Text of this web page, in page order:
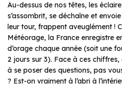
Au-dessus de nos têtes, les
s’assombrit, se déchaîne et
leur tour, frappent aveuglément !
Météorage, la France enregistre
d’orage chaque année (soit une
2 jours sur 3). Face à ces
à se poser des questions, pas
? Est-on vraiment à l’abri à